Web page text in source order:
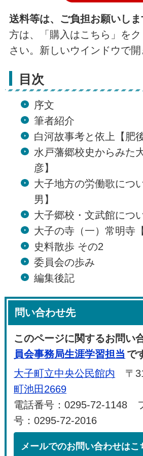
送料等は、ご負担お願いしま
方は、「購入はこちら」を
さい。新しいウインドウで開
目次
序文
筆者紹介
白河故事考と依上【肥
水戸藩郷校史からみた
彦】
大子地方の労働歌につ
男】
大子郷校・文武館につ
大子の寺（一）常明寺
史料散歩 その2
委員会の歩み
編集後記
問い合わせ先
このページに関するお問い
員会事務局生涯学習担当 で
大子町立中央公民館内 〒
町池田2669
電話番号：0295-72-1148
号：0295-72-2016
メールでのお問い合わせはこ